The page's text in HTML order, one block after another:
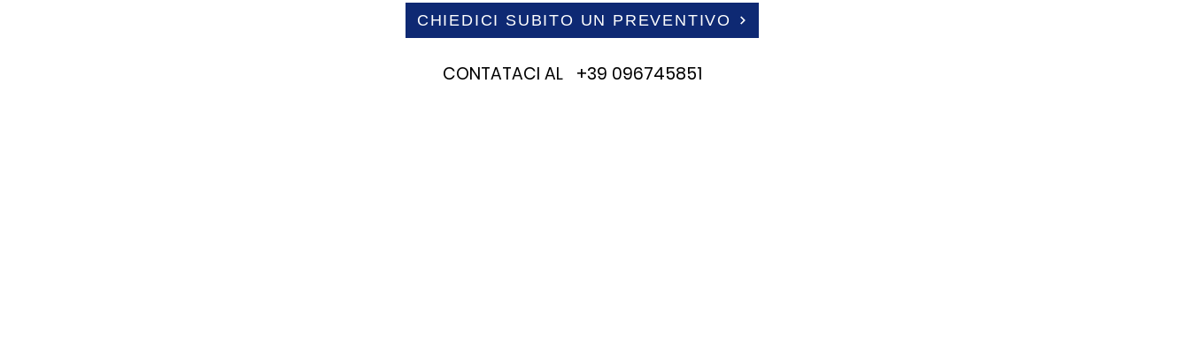
CHIEDICI SUBITO UN PREVENTIVO
CONTATACI AL +39 096745851